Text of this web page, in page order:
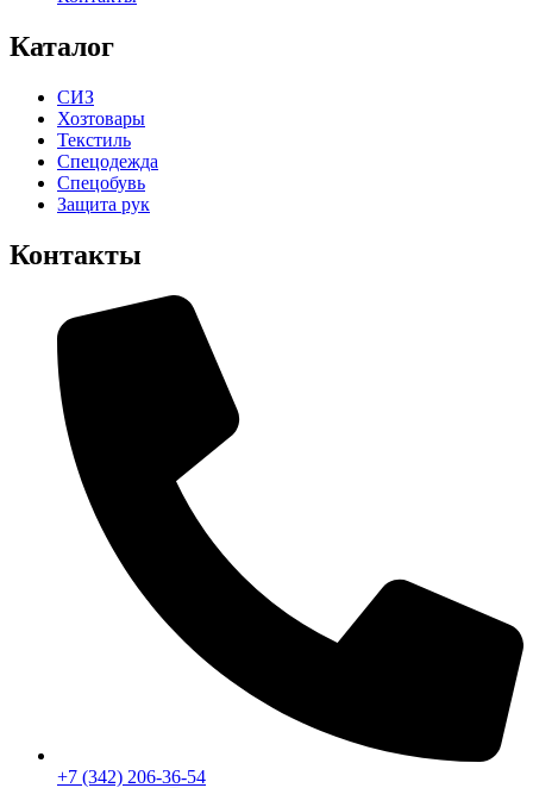
Каталог
СИЗ
Хозтовары
Текстиль
Спецодежда
Спецобувь
Защита рук
Контакты
+7 (342) 206-36-54